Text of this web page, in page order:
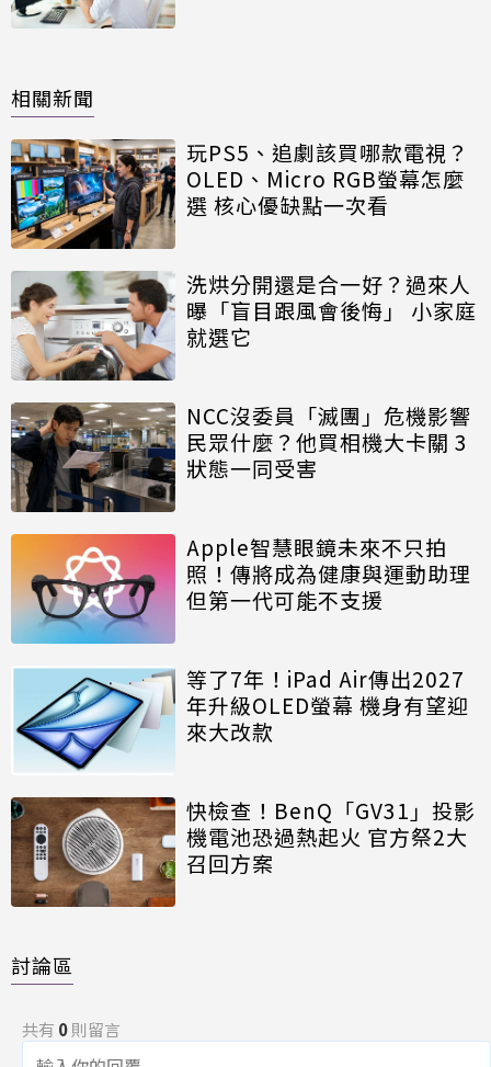
相關新聞
玩PS5、追劇該買哪款電視？
OLED、Micro RGB螢幕怎麼
選 核心優缺點一次看
洗烘分開還是合一好？過來人
曝「盲目跟風會後悔」 小家庭
就選它
NCC沒委員「滅團」危機影響
民眾什麼？他買相機大卡關 3
狀態一同受害
Apple智慧眼鏡未來不只拍
照！傳將成為健康與運動助理
但第一代可能不支援
等了7年！iPad Air傳出2027
年升級OLED螢幕 機身有望迎
來大改款
快檢查！BenQ「GV31」投影
機電池恐過熱起火 官方祭2大
召回方案
討論區
共有 0則留言